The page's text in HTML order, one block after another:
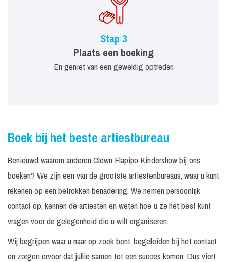
Stap 3
Plaats een boeking
En geniet van een geweldig optreden
Boek bij het beste artiestbureau
Benieuwd waarom anderen Clown Flapipo Kindershow bij ons
boeken? We zijn een van de grootste artiestenbureaus, waar u kunt
rekenen op een betrokken benadering. We nemen persoonlijk
contact op, kennen de artiesten en weten hoe u ze het best kunt
vragen voor de gelegenheid die u wilt organiseren.
Wij begrijpen waar u naar op zoek bent, begeleiden bij het contact
en zorgen ervoor dat jullie samen tot een succes komen. Dus viert